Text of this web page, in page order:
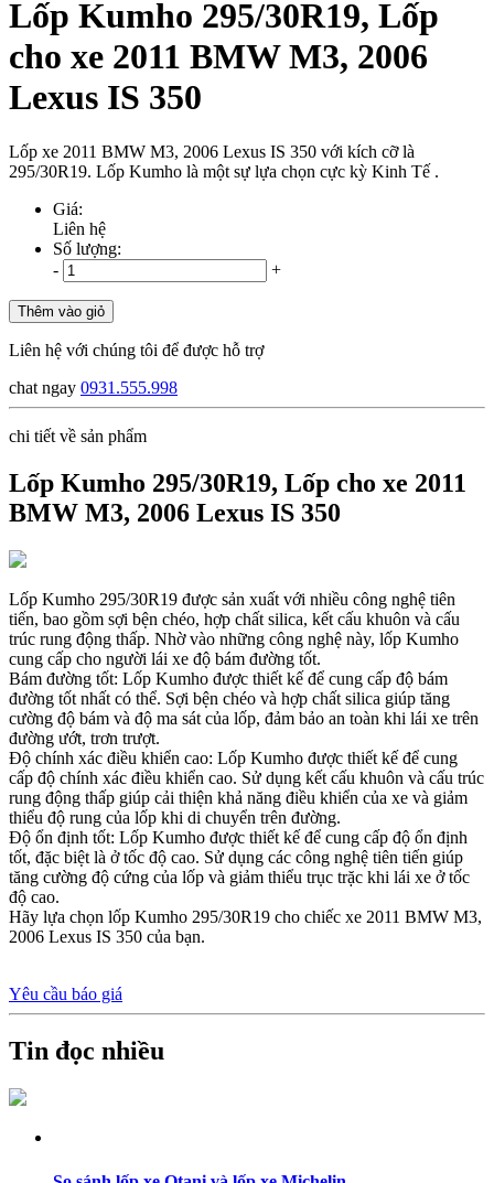
Lốp Kumho 295/30R19, Lốp
cho xe 2011 BMW M3, 2006
Lexus IS 350
Lốp xe 2011 BMW M3, 2006 Lexus IS 350 với kích cỡ là
295/30R19. Lốp Kumho là một sự lựa chọn cực kỳ Kinh Tế .
Giá:
Liên hệ
Số lượng:
-
+
Thêm vào giỏ
Liên hệ với chúng tôi để được hỗ trợ
chat ngay 0931.555.998
chi tiết về sản phẩm
Lốp Kumho 295/30R19, Lốp cho xe 2011
BMW M3, 2006 Lexus IS 350
Lốp Kumho 295/30R19 được sản xuất với nhiều công nghệ tiên
tiến, bao gồm sợi bện chéo, hợp chất silica, kết cấu khuôn và cấu
trúc rung động thấp. Nhờ vào những công nghệ này, lốp Kumho
cung cấp cho người lái xe độ bám đường tốt.
Bám đường tốt: Lốp Kumho được thiết kế để cung cấp độ bám
đường tốt nhất có thể. Sợi bện chéo và hợp chất silica giúp tăng
cường độ bám và độ ma sát của lốp, đảm bảo an toàn khi lái xe trên
đường ướt, trơn trượt.
Độ chính xác điều khiển cao: Lốp Kumho được thiết kế để cung
cấp độ chính xác điều khiển cao. Sử dụng kết cấu khuôn và cấu trúc
rung động thấp giúp cải thiện khả năng điều khiển của xe và giảm
thiểu độ rung của lốp khi di chuyển trên đường.
Độ ổn định tốt: Lốp Kumho được thiết kế để cung cấp độ ổn định
tốt, đặc biệt là ở tốc độ cao. Sử dụng các công nghệ tiên tiến giúp
tăng cường độ cứng của lốp và giảm thiểu trục trặc khi lái xe ở tốc
độ cao.
Hãy lựa chọn lốp Kumho 295/30R19 cho chiếc xe 2011 BMW M3,
2006 Lexus IS 350 của bạn.
Yêu cầu báo giá
Tin đọc nhiều